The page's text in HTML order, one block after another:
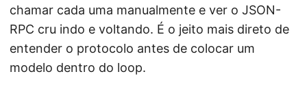
chamar cada uma manualmente e ver o JSON-
RPC cru indo e voltando. É o jeito mais direto de
entender o protocolo antes de colocar um
modelo dentro do loop.